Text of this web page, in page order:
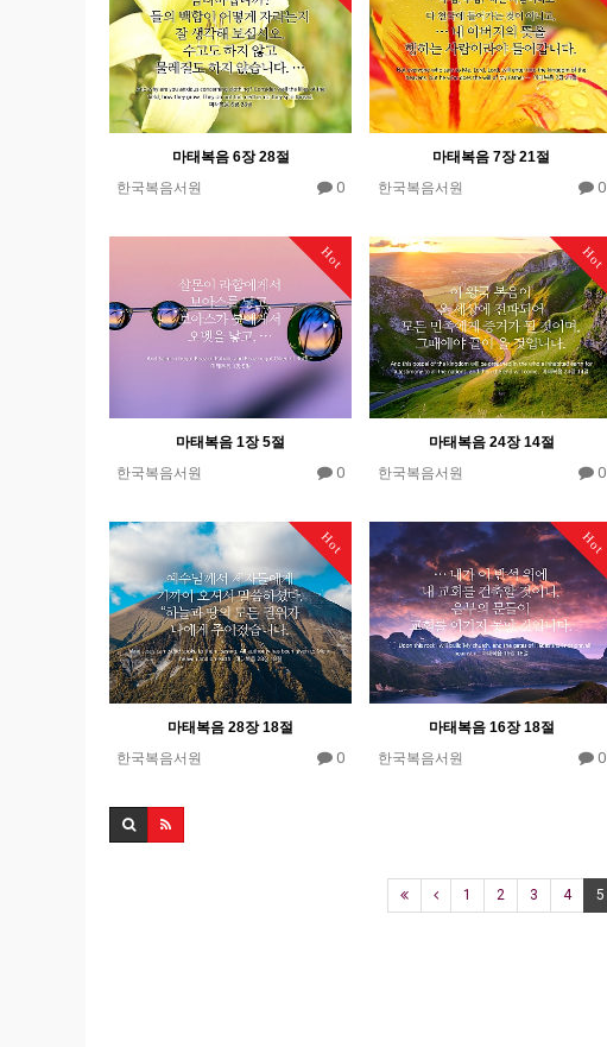
마태복음 6장 28절
한국복음서원
0
마태복음 7장 21절
한국복음서원
0
Hot
마태복음 1장 5절
한국복음서원
0
Hot
마태복음 24장 14절
한국복음서원
0
Hot
마태복음 28장 18절
한국복음서원
0
Hot
마태복음 16장 18절
한국복음서원
0
1 2 3 4 5